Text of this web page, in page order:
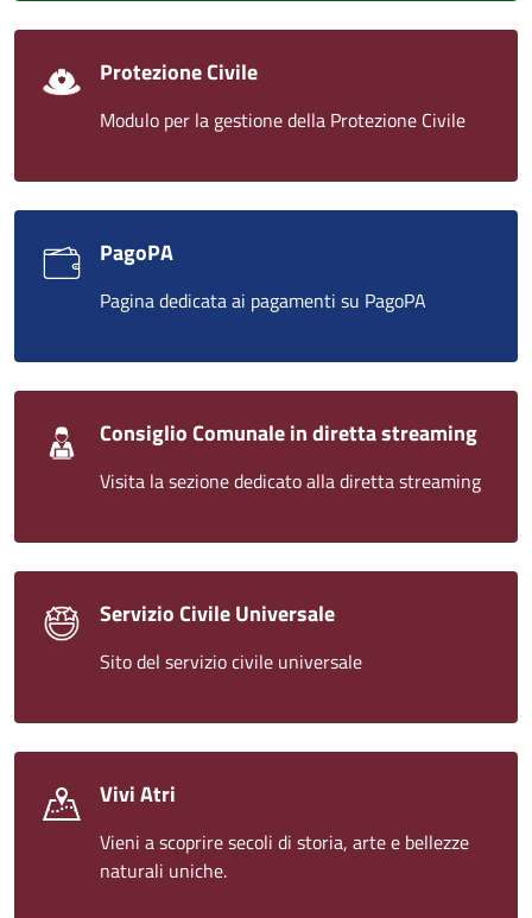
Protezione Civile
Modulo per la gestione della Protezione Civile
PagoPA
Pagina dedicata ai pagamenti su PagoPA
Consiglio Comunale in diretta streaming
Visita la sezione dedicato alla diretta streaming
Servizio Civile Universale
Sito del servizio civile universale
Vivi Atri
Vieni a scoprire secoli di storia, arte e bellezze
naturali uniche.